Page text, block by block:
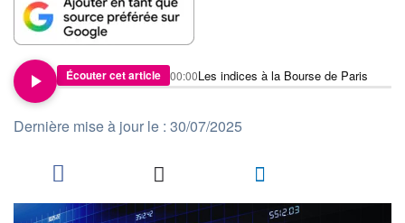
Écouter cet article Les indices à la Bourse de Paris
00:00
Dernière mise à jour le : 30/07/2025